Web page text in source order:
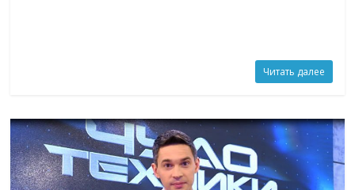
Читать далее